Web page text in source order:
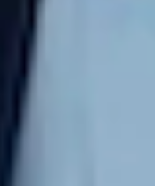
Je m’inscris à la